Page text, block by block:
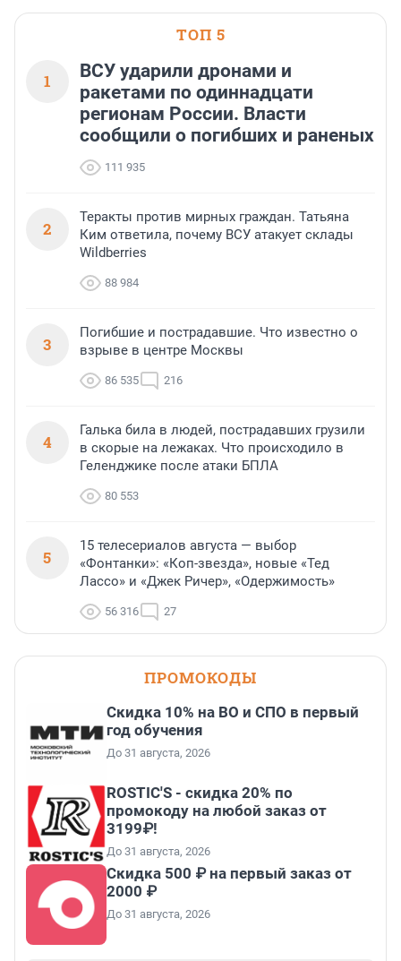
ТОП 5
1
ВСУ ударили дронами и
ракетами по одиннадцати
регионам России. Власти
сообщили о погибших и раненых
111 935
2
Теракты против мирных граждан. Татьяна
Ким ответила, почему ВСУ атакует склады
Wildberries
88 984
3
Погибшие и пострадавшие. Что известно о
взрыве в центре Москвы
86 535 216
4
Галька била в людей, пострадавших грузили
в скорые на лежаках. Что происходило в
Геленджике после атаки БПЛА
80 553
5
15 телесериалов августа — выбор
«Фонтанки»: «Коп-звезда», новые «Тед
Лассо» и «Джек Ричер», «Одержимость»
56 316 27
ПРОМОКОДЫ
Скидка 10% на ВО и СПО в первый
год обучения
До 31 августа, 2026
ROSTIC'S - скидка 20% по
промокоду на любой заказ от
3199₽!
До 31 августа, 2026
Скидка 500 ₽ на первый заказ от
2000 ₽
До 31 августа, 2026